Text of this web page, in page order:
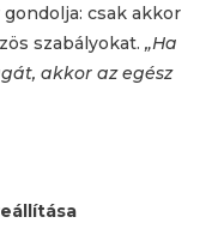
csak akkor
szabályokat. „Ha
akkor az egész